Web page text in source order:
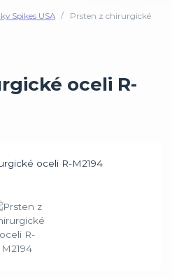
Spikes USA
Prsten z chirurgické
oceli R-